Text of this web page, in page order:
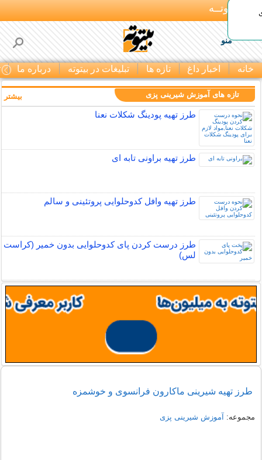
بـیتوتــه
منو
خانه اخبار داغ تازه ها تبلیغات در بیتوته درباره ما
تازه های آموزش شیرینی پزی
طرز تهیه پودینگ شکلات نعنا
طرز تهیه براونی تابه ای
طرز تهیه وافل کدوحلوایی پروتئینی و سالم
طرز درست کردن پای کدوحلوایی بدون خمیر (کراست
لس)
بیشتر
طرز تهیه شیرینی ماکارون فرانسوی و خوشمزه
مجموعه: آموزش شیرینی پزی